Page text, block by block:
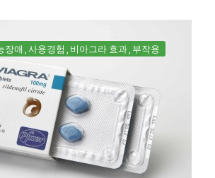
장애 사용경험 비아그라 효과 부작용